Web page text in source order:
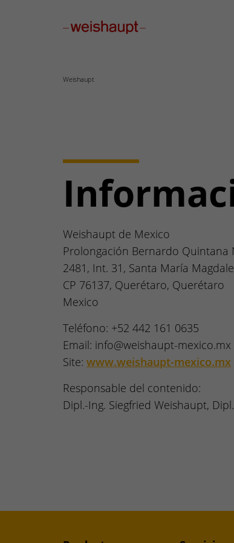
Weishaupt
Weishaupt de Mexico
Prolongación Bernardo Quintana
2481, Int. 31, Santa María
CP 76137, Querétaro, Querétaro
Mexico
Teléfono: +52 442 161 0635
Email: info@weishaupt-mexico.mx
Site: www.weishaupt-mexico.mx
Responsable del contenido:
Dipl.-Ing. Siegfried Weishaupt,